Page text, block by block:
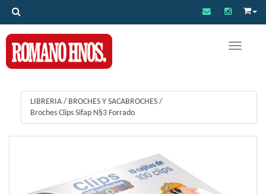
Toggle
LIBRERIA / BROCHES Y SACABROCHES /
Broches Clips Sifap N§3 Forrado